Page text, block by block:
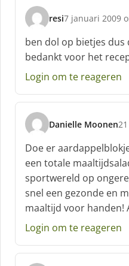
resi
s
c
h
r
e
f
7 januari 2009
ben dol op bietjes dus
bedankt voor het
Login om te reageren
Danielle Moonen
s
c
h
r
e
e
f
Doe er
een totale
sportwereld op
snel een gezonde en
maaltijd voor handen!
Login om te reageren